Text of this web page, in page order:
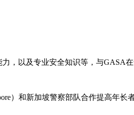
，以及专业安全知识等，与GASA
）和新加坡警察部队合作提高年长